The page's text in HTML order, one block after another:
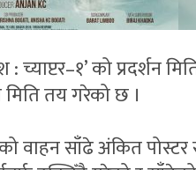
: च्याप्टर–१’ को प्रदर्शन
मिति तय गरेको छ ।
वाहन साँढे अंकित पोस्टर